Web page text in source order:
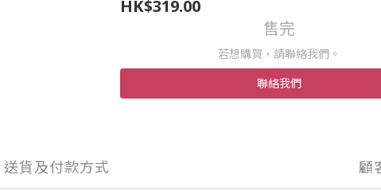
HK$319.00
售完
若想購買，請聯絡我們。
聯絡我們
送貨及付款方式 顧